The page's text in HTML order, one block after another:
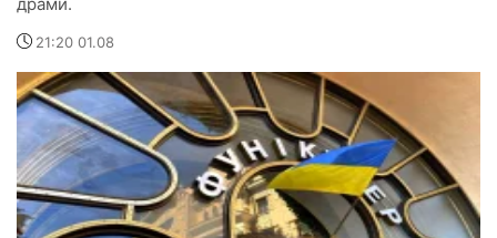
21:20 01.08